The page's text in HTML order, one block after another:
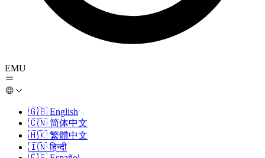
EMU
🇬🇧 English
🇨🇳 简体中文
🇭🇰 繁體中文
🇮🇳 हिन्दी